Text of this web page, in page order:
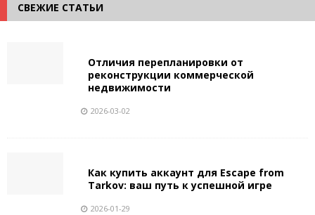
СВЕЖИЕ СТАТЬИ
Отличия перепланировки от
реконструкции коммерческой
недвижимости
2026-03-02
Как купить аккаунт для Escape from
Tarkov: ваш путь к успешной игре
2026-01-29